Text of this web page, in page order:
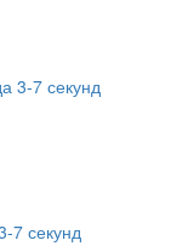
7 секунд